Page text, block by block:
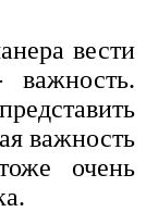
вести
важность.
важность
очень